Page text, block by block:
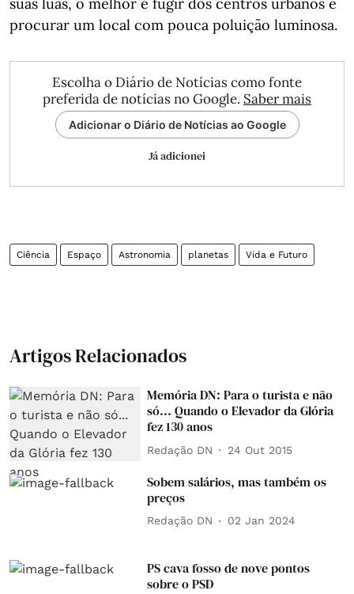
procurar um local com pouca poluição luminosa.
Escolha o Diário de Notícias como fonte
preferida de notícias no Google. Saber mais
Adicionar o Diário de Notícias ao Google
Já adicionei
Ciência Espaço Astronomia planetas Vida e Futuro
Artigos Relacionados
Memória DN: Para o turista e não
só... Quando o Elevador da Glória
fez 130 anos
Redação DN 24 Out 2015
Sobem salários, mas também os
preços
Redação DN 02 Jan 2024
PS cava fosso de nove pontos
sobre o PSD